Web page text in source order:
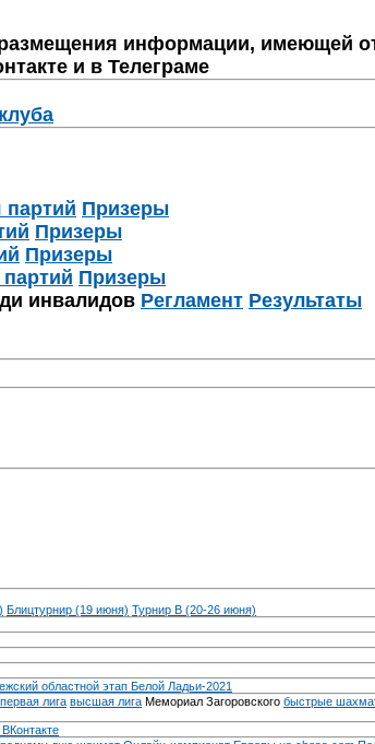
информации, имеющей
и в Телеграме
партий Призеры
Призеры
Призеры
Призеры
инвалидов Регламент Результаты
Блицтурнир (19 июня) Турнир B (20-26 июня)
областной этап Белой Ладьи-2021
первая лига высшая лига Мемориал Загоровского быстрые